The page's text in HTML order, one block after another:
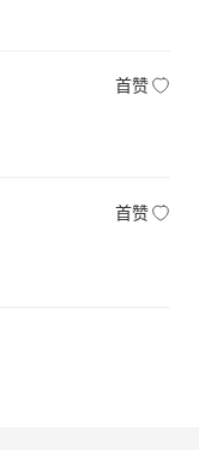
首赞
首赞